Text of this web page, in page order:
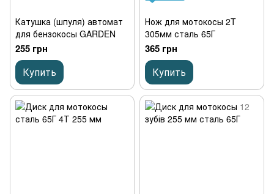
Катушка (шпуля) автомат
для бензокосы GARDEN
255 грн
Купить
Нож для мотокосы 2T
305мм сталь 65Г
365 грн
Купить